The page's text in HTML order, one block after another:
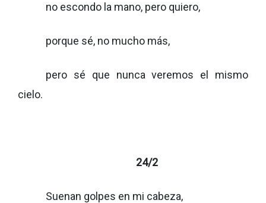
no escondo la mano, pero quiero,
porque sé, no mucho más,
pero sé que nunca veremos el mismo
cielo.
24/2
Suenan golpes en mi cabeza,